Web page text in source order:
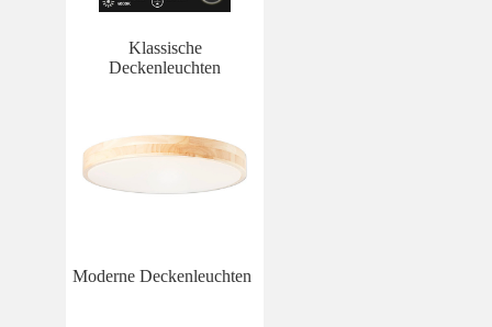
Klassische
Deckenleuchten
Moderne Deckenleuchten